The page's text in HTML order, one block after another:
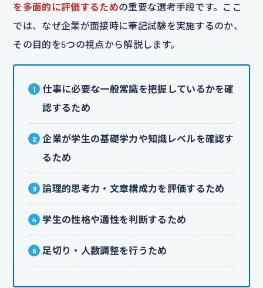
を多面的に評価するための重要な選考手段です。ここ
では、なぜ企業が面接時に筆記試験を実施するのか、
その目的を5つの視点から解説します。
仕事に必要な一般常識を把握しているかを確
認するため
企業が学生の基礎学力や知識レベルを確認す
るため
論理的思考力・文章構成力を評価するため
学生の性格や適性を判断するため
足切り・人数調整を行うため